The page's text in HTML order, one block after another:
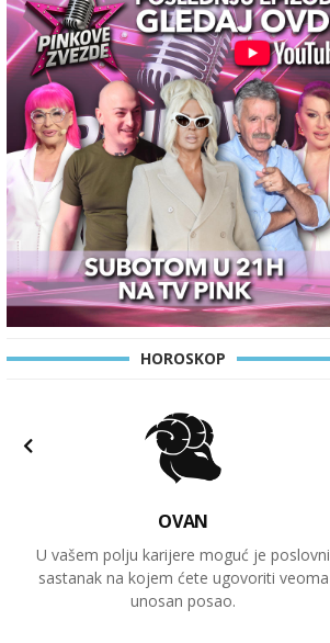
HOROSKOP
OVAN
U vašem polju karijere moguć je poslovni
sastanak na kojem ćete ugovoriti veoma
unosan posao.